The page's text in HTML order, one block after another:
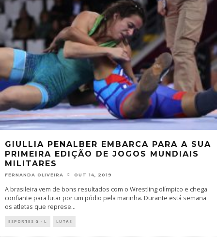
GIULLIA PENALBER EMBARCA PARA A SUA
PRIMEIRA EDIÇÃO DE JOGOS MUNDIAIS
MILITARES
FERNANDA OLIVEIRA OUT 14, 2019
A brasileira vem de bons resultados com o Wrestling olímpico e chega
confiante para lutar por um pódio pela marinha. Durante está semana
os atletas que represe...
ESPORTES G - L LUTAS